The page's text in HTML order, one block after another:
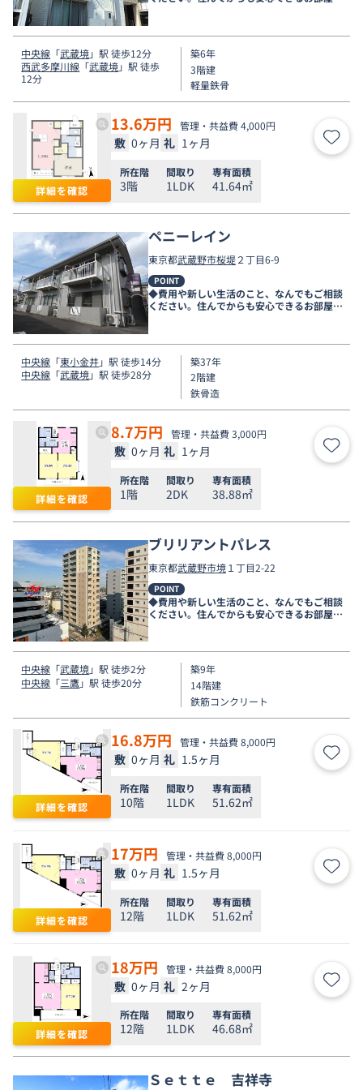
しをお手伝いします◆
中央線 「武蔵境」駅 徒歩12分
西武多摩川線 「武蔵境」駅 徒歩
12分
築6年
3階建
軽量鉄骨
詳細を確認
13.6万円 管理・共益費 4,000円
敷 0ヶ月 礼 1ヶ月 お気
所在階
3階
間取り
1LDK
専有面積
41.64㎡
ペニーレイン
東京都武蔵野市桜堤２丁目6-9
POINT
◆費用や新しい生活のこと、なんでもご相談
ください。住んでからも安心できるお部屋探
しをお手伝いします◆
中央線 「東小金井」駅 徒歩14分
中央線 「武蔵境」駅 徒歩28分
築37年
2階建
鉄骨造
詳細を確認
8.7万円 管理・共益費 3,000円
敷 0ヶ月 礼 1ヶ月 お気
所在階
1階
間取り
2DK
専有面積
38.88㎡
ブリリアントパレス
東京都武蔵野市境１丁目2-22
POINT
◆費用や新しい生活のこと、なんでもご相談
ください。住んでからも安心できるお部屋探
しをお手伝いします◆
中央線 「武蔵境」駅 徒歩2分
中央線 「三鷹」駅 徒歩20分
築9年
14階建
鉄筋コンクリート
詳細を確認
16.8万円 管理・共益費 8,000円
敷 0ヶ月 礼 1.5ヶ月 お気
所在階
10階
間取り
1LDK
専有面積
51.62㎡
詳細を確認
17万円 管理・共益費 8,000円
敷 0ヶ月 礼 1.5ヶ月 お気
所在階
12階
間取り
1LDK
専有面積
51.62㎡
詳細を確認
18万円 管理・共益費 8,000円
敷 0ヶ月 礼 2ヶ月 お気
所在階
12階
間取り
1LDK
専有面積
46.68㎡
Ｓｅｔｔｅ 吉祥寺